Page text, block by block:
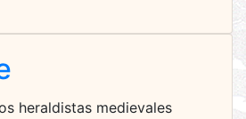
heraldistas medievales